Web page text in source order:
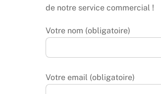
de notre service commercial !
Votre nom (obligatoire)
Votre email (obligatoire)